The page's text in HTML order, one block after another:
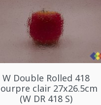
Aperçu rapide
W Double Rolled 418
clair 27x26.5cm
(W DR 418 S)